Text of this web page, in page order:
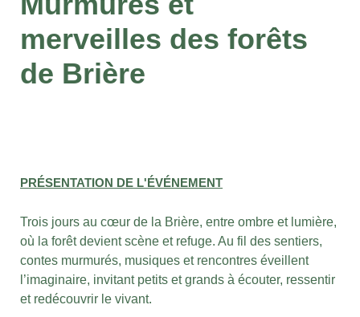
merveilles des forêts
de Brière
PRÉSENTATION DE L'ÉVÉNEMENT
Trois jours au cœur de la Brière, entre ombre et lumière,
où la forêt devient scène et refuge. Au fil des sentiers,
contes murmurés, musiques et rencontres éveillent
l’imaginaire, invitant petits et grands à écouter, ressentir
et redécouvrir le vivant.